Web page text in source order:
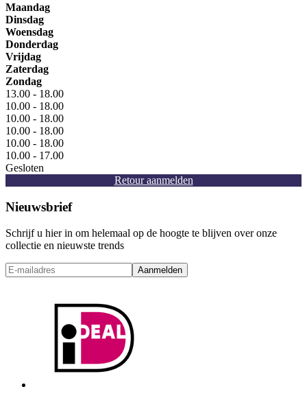
Maandag
Dinsdag
Woensdag
Donderdag
Vrijdag
Zaterdag
Zondag
13.00 - 18.00
10.00 - 18.00
10.00 - 18.00
10.00 - 18.00
10.00 - 18.00
10.00 - 17.00
Gesloten
Retour aanmelden
Nieuwsbrief
Schrijf u hier in om helemaal op de hoogte te blijven over onze
collectie en nieuwste trends
Aanmelden